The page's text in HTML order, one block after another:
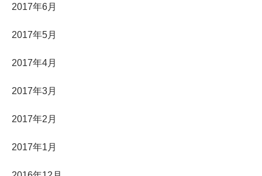
2017年6月
2017年5月
2017年4月
2017年3月
2017年2月
2017年1月